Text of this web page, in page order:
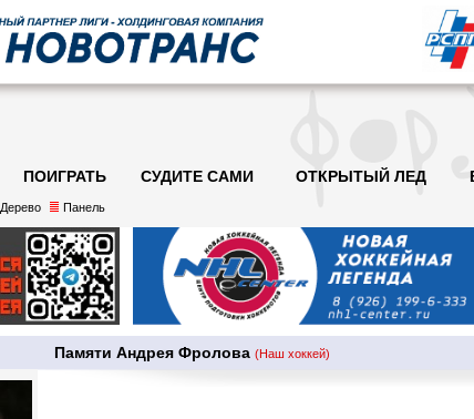
ПОИГРАТЬ СУДИТЕ САМИ ОТКРЫТЫЙ ЛЕД
Дерево Панель
Памяти Андрея Фролова (Наш хоккей)